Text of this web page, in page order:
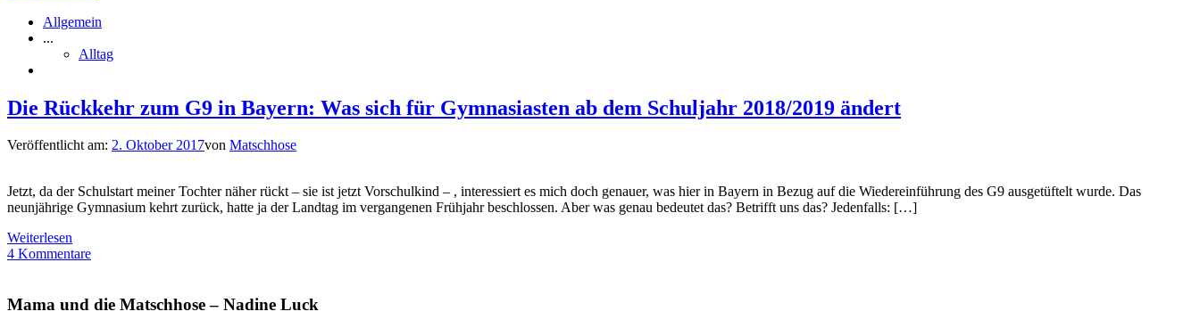
Allgemein
...
Alltag
Die Rückkehr zum G9 in Bayern: Was sich für Gymnasiasten ab dem Schuljahr 2018/2019 ändert
Veröffentlicht am: 2. Oktober 2017von Matschhose
Jetzt, da der Schulstart meiner Tochter näher rückt – sie ist jetzt Vorschulkind – , interessiert es mich doch genauer, was hier in Bayern in Bezug auf die Wiedereinführung des G9 ausgetüftelt wurde. Das
neunjährige Gymnasium kehrt zurück, hatte ja der Landtag im vergangenen Frühjahr beschlossen. Aber was genau bedeutet das? Betrifft uns das? Jedenfalls: […]
Weiterlesen
4 Kommentare
Mama und die Matschhose – Nadine Luck